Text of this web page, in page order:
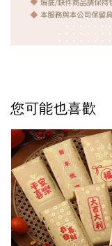
您可能也喜歡